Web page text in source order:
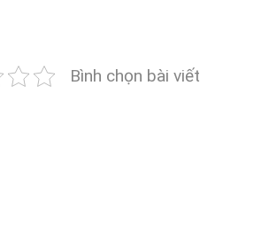
Bình chọn bài viết